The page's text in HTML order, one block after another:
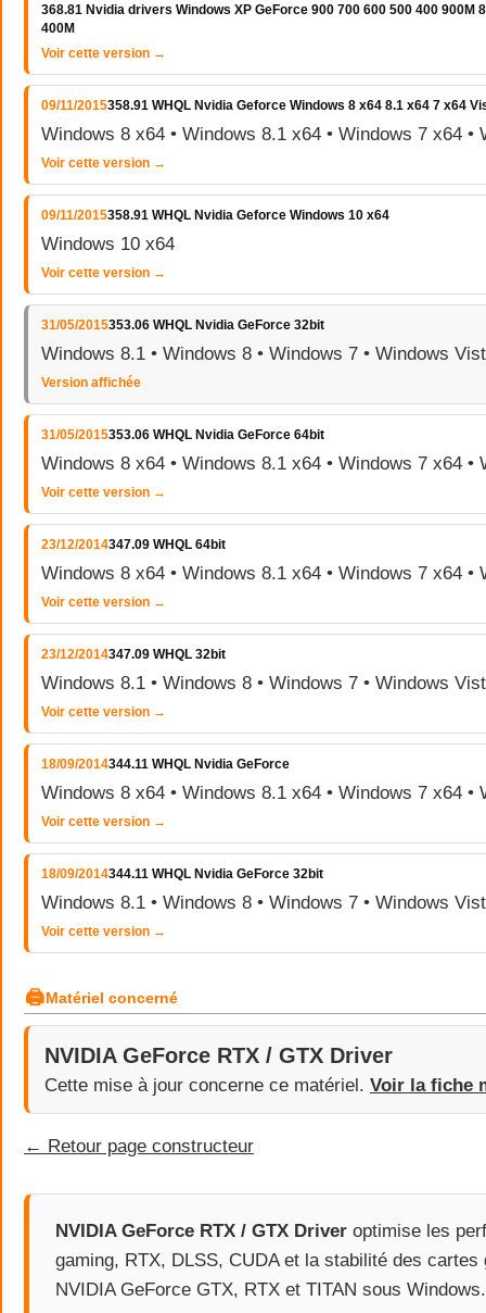
368.81 Nvidia drivers Windows XP GeForce 900 700 600 500 400 900M
400M
Voir cette version →
09/11/2015358.91 WHQL Nvidia Geforce Windows 8 x64 8.1 x64 7 x64
Windows 8 x64 • Windows 8.1 x64 • Windows 7 x64 •
Voir cette version →
09/11/2015358.91 WHQL Nvidia Geforce Windows 10 x64
Windows 10 x64
Voir cette version →
31/05/2015353.06 WHQL Nvidia GeForce 32bit
Windows 8.1 • Windows 8 • Windows 7 • Windows
Version affichée
31/05/2015353.06 WHQL Nvidia GeForce 64bit
Windows 8 x64 • Windows 8.1 x64 • Windows 7 x64 •
Voir cette version →
23/12/2014347.09 WHQL 64bit
Windows 8 x64 • Windows 8.1 x64 • Windows 7 x64 •
Voir cette version →
23/12/2014347.09 WHQL 32bit
Windows 8.1 • Windows 8 • Windows 7 • Windows
Voir cette version →
18/09/2014344.11 WHQL Nvidia GeForce
Windows 8 x64 • Windows 8.1 x64 • Windows 7 x64 •
Voir cette version →
18/09/2014344.11 WHQL Nvidia GeForce 32bit
Windows 8.1 • Windows 8 • Windows 7 • Windows
Voir cette version →
🖨Matériel concerné
NVIDIA GeForce RTX / GTX Driver
Cette mise à jour concerne ce matériel. Voir la fiche
← Retour page constructeur
NVIDIA GeForce RTX / GTX Driver optimise les
gaming, RTX, DLSS, CUDA et la stabilité des cartes
NVIDIA GeForce GTX, RTX et TITAN sous Windows.